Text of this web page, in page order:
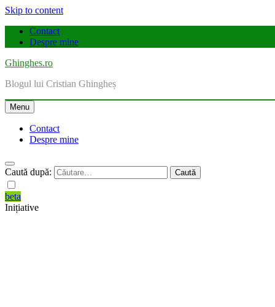
Skip to content
Contact
Despre mine
Ghinghes.ro
Blogul lui Cristian Ghingheș
Menu
Contact
Despre mine
Caută după:
beta
Inițiative